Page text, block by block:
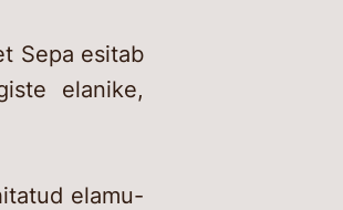
Sepa esitab
elanike,
elamu-